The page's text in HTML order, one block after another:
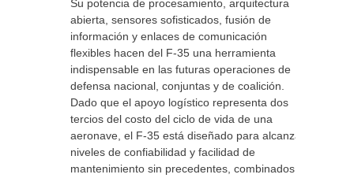
Su potencia de procesamiento, arquitectura
abierta, sensores sofisticados, fusión de
información y enlaces de comunicación
flexibles hacen del F-35 una herramienta
indispensable en las futuras operaciones de
defensa nacional, conjuntas y de coalición.
Dado que el apoyo logístico representa dos
tercios del costo del ciclo de vida de una
aeronave, el F-35 está diseñado para alcanzar
niveles de confiabilidad y facilidad de
mantenimiento sin precedentes, combinados